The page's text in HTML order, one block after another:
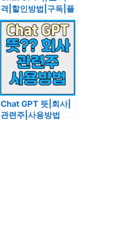
격|할인방법|구독|플
러스|요금비교
Chat GPT 뜻|회사|
관련주|사용방법